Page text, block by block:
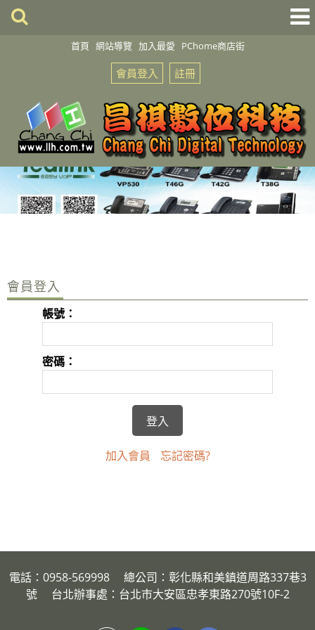
首頁 網站導覽 加入最愛 PChome商店街
會員登入 註冊
會員登入
帳號：
密碼：
加入會員 忘記密碼?
電話：0958-569998 總公司：彰化縣和美鎮道周路337巷3
號 台北辦事處：台北市大安區忠孝東路270號10F-2